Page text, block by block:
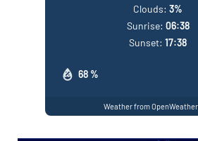
68 %
Clouds: 3%
Sunrise: 06:38
Sunset: 17:38
Weather from